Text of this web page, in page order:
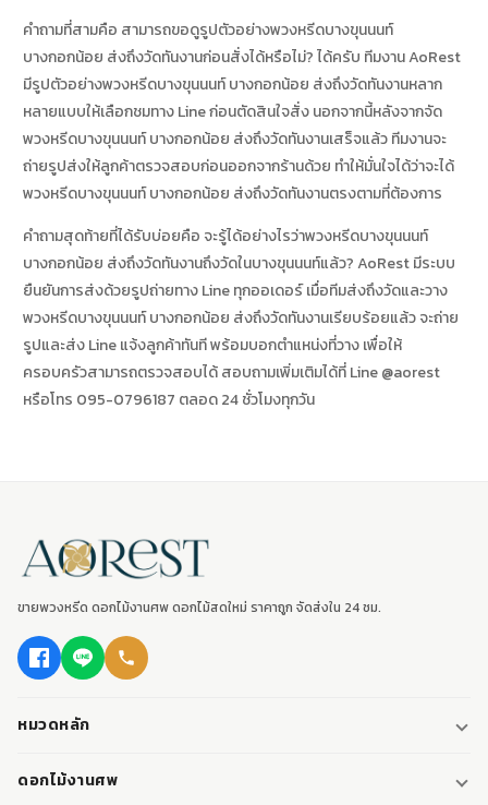
คำถามที่สามคือ สามารถขอดูรูปตัวอย่างพวงหรีดบางขุนนนท์
บางกอกน้อย ส่งถึงวัดทันงานก่อนสั่งได้หรือไม่? ได้ครับ ทีมงาน AoRest
มีรูปตัวอย่างพวงหรีดบางขุนนนท์ บางกอกน้อย ส่งถึงวัดทันงานหลาก
หลายแบบให้เลือกชมทาง Line ก่อนตัดสินใจสั่ง นอกจากนี้หลังจากจัด
พวงหรีดบางขุนนนท์ บางกอกน้อย ส่งถึงวัดทันงานเสร็จแล้ว ทีมงานจะ
ถ่ายรูปส่งให้ลูกค้าตรวจสอบก่อนออกจากร้านด้วย ทำให้มั่นใจได้ว่าจะได้
พวงหรีดบางขุนนนท์ บางกอกน้อย ส่งถึงวัดทันงานตรงตามที่ต้องการ
คำถามสุดท้ายที่ได้รับบ่อยคือ จะรู้ได้อย่างไรว่าพวงหรีดบางขุนนนท์
บางกอกน้อย ส่งถึงวัดทันงานถึงวัดในบางขุนนนท์แล้ว? AoRest มีระบบ
ยืนยันการส่งด้วยรูปถ่ายทาง Line ทุกออเดอร์ เมื่อทีมส่งถึงวัดและวาง
พวงหรีดบางขุนนนท์ บางกอกน้อย ส่งถึงวัดทันงานเรียบร้อยแล้ว จะถ่าย
รูปและส่ง Line แจ้งลูกค้าทันที พร้อมบอกตำแหน่งที่วาง เพื่อให้
ครอบครัวสามารถตรวจสอบได้ สอบถามเพิ่มเติมได้ที่ Line @aorest
หรือโทร 095-0796187 ตลอด 24 ชั่วโมงทุกวัน
ขายพวงหรีด ดอกไม้งานศพ ดอกไม้สดใหม่ ราคาถูก จัดส่งใน 24 ชม.
หมวดหลัก
ดอกไม้งานศพ